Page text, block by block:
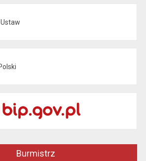
Burmistrz